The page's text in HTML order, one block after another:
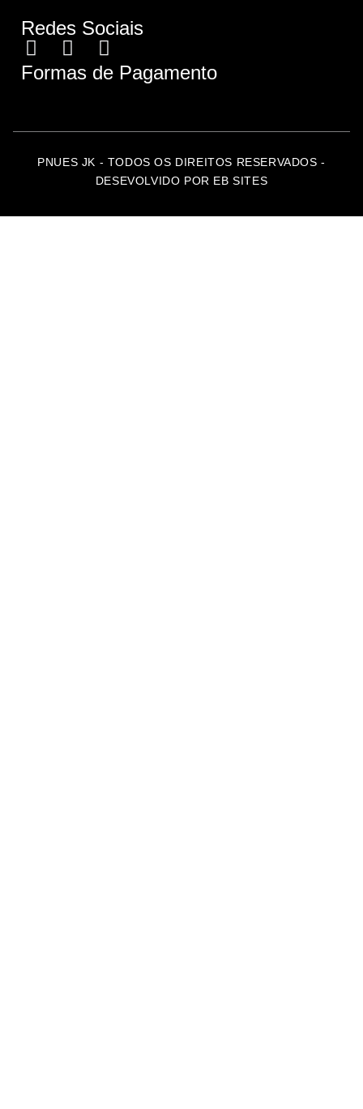
Redes Sociais
Formas de Pagamento
PNUES JK - TODOS OS DIREITOS RESERVADOS -
DESEVOLVIDO POR EB SITES